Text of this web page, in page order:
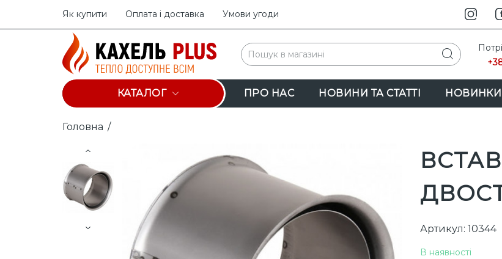
Як купити Оплата і доставка Умови угоди
КАТАЛОГ ПРО НАС НОВИНИ ТА СТАТТІ НОВИНКИ
Головна /
Next Артикул: 10344
В наявності